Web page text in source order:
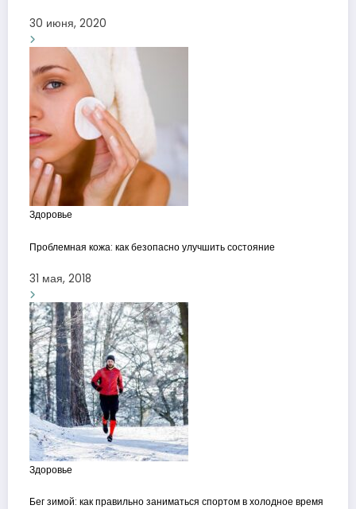
30 июня, 2020
Здоровье
Проблемная кожа: как безопасно улучшить состояние
31 мая, 2018
Здоровье
Бег зимой: как правильно заниматься спортом в холодное время